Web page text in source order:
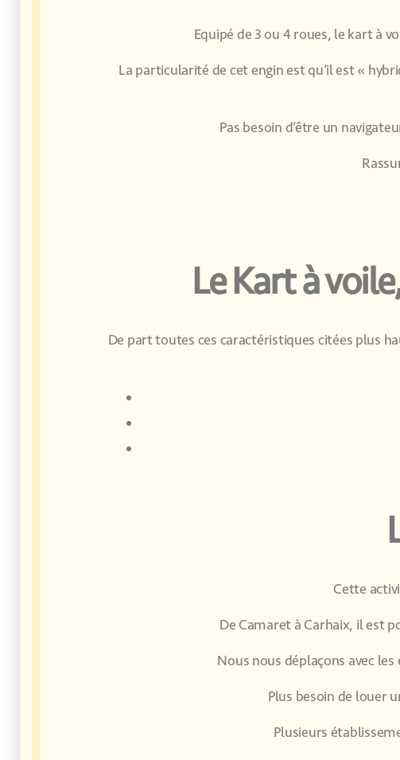
Equipé de 3 ou 4 roues, le kart à
La particularité de cet engin est qu’il est «
Pas besoin d’être un
Le Kart à
De part toutes ces caractéristiques citées plus
Cette
De Camaret à Carhaix, il est
Nous nous déplaçons avec
Plus besoin de louer
Plusieurs